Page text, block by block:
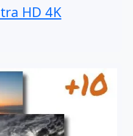
HD 4K